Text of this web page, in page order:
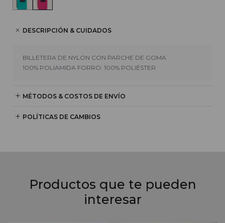
DESCRIPCIÓN & CUIDADOS
BILLETERA DE NYLON CON PARCHE DE GOMA
100% POLIAMIDA FORRO: 100% POLIÉSTER
MÉTODOS & COSTOS DE ENVÍO
POLÍTICAS DE CAMBIOS
Productos que te pueden
interesar